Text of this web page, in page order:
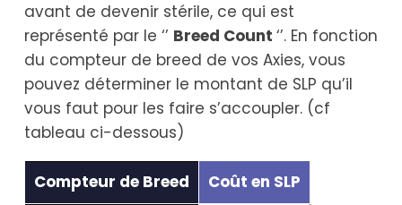
avant de devenir stérile, ce qui est
représenté par le ‘’ Breed Count ‘’. En fonction
du compteur de breed de vos Axies, vous
pouvez déterminer le montant de SLP qu’il
vous faut pour les faire s’accoupler. (cf
tableau ci-dessous)
Compteur de Breed
Coût en SLP